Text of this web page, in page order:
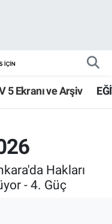
5 Ekranı ve Arşiv
Hakları
- 4. Güç